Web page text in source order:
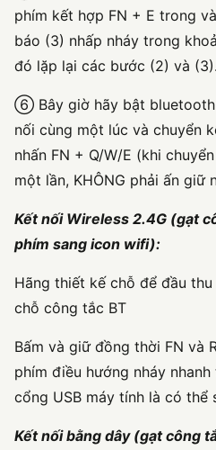
phím kết hợp FN + E trong
báo (3) nhấp nháy trong
đó lặp lại các bước (2) và (3).
⑥ Bây giờ hãy bật
nối cùng một lúc và chuyển
nhấn FN + Q/W/E (khi
một lần, KHÔNG phải ấn giữ
Kết nối Wireless 2.4G (gạt
phím sang icon wifi):
Hãng thiết kế chỗ để đầu
chỗ công tắc BT
Bấm và giữ đồng thời FN và
phím điều hướng nháy
cổng USB máy tính là có thể
Kết nối bằng dây (gạt công